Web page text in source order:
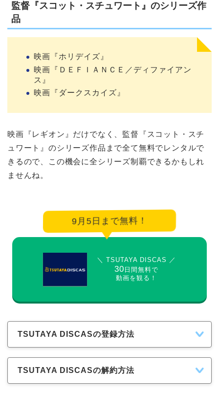
監督『スコット・スチュワート』のシリーズ作
品
映画『ホリデイズ』
映画『ＤＥＦＩＡＮＣＥ／ディファイアン
ス』
映画『ダークスカイズ』
映画『レギオン』だけでなく、監督『スコット・スチ
ュワート』のシリーズ作品まで全て無料でレンタルで
きるので、この機会に全シリーズ制覇できるかもしれ
ませんね。
9月5日まで無料！
＼ TSUTAYA DISCAS ／
30 日間無料で
動画を観る！
TSUTAYA DISCASの登録方法
TSUTAYA DISCASの解約方法